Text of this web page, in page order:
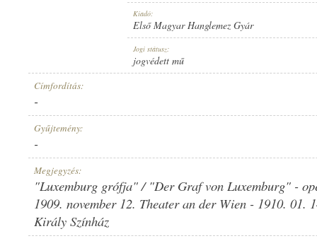
HARMATH ILONA,RASKÓ GÉZA,PAPÍR SÁNDOR,ISMERETLEN
ELSŐ MAGYAR HANGLEMEZ GYÁR
LEMEZSZÁM: 2083
Kiadó:
Első Magyar Hanglemez Gyár
Jogi státusz:
jogvédett mű
Címfordítás:
-
Gyűjtemény:
-
Megjegyzés:
"Luxemburg grófja" / "Der Graf von Luxemburg" -
1909. november 12. Theater an der Wien - 1910. 01.
Király Színház